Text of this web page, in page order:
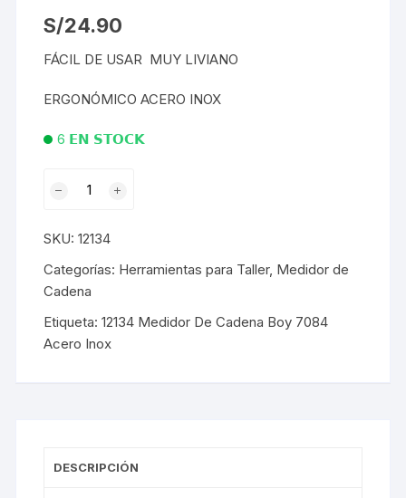
S/24.90
FÁCIL DE USAR MUY LIVIANO
ERGONÓMICO ACERO INOX
6 𝗘𝗡 𝗦𝗧𝗢𝗖𝗞
Boy
7084
Acero
cantidad
SKU:12134
Categorías: Herramientas para Taller, Medidor de
Cadena
Etiqueta:12134 Medidor De Cadena Boy 7084
Acero Inox
DESCRIPCIÓN